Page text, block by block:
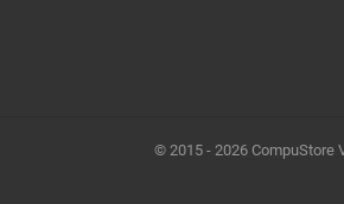
© 2015 - 2026 CompuStore